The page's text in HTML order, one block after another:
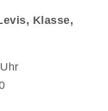
Klasse,